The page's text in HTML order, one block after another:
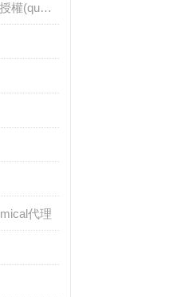
EZBioscience國內(nèi)授權(quán)代理
代理